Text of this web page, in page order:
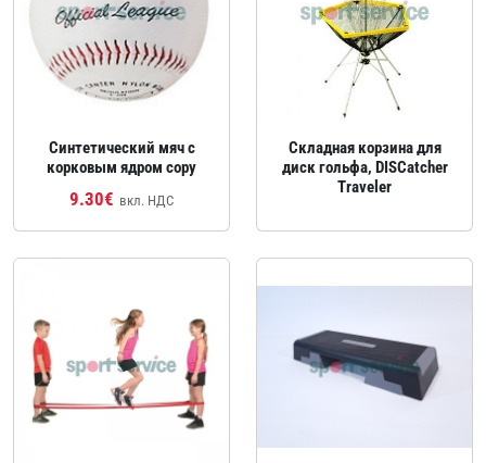
Синтетический мяч с
корковым ядром copy
9.30€ вкл. НДС
Складная корзина для
диск гольфа, DISCatcher
Traveler